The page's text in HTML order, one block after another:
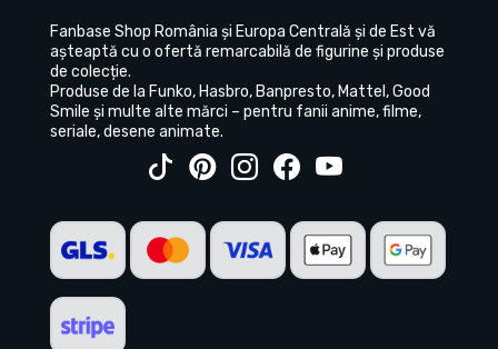
Fanbase Shop România și Europa Centrală și de Est vă
așteaptă cu o ofertă remarcabilă de figurine și produse
de colecție.
Produse de la Funko, Hasbro, Banpresto, Mattel, Good
Smile și multe alte mărci – pentru fanii anime, filme,
seriale, desene animate.